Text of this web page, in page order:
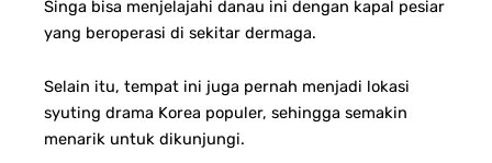
Singa bisa menjelajahi danau ini dengan kapal pesiar
yang beroperasi di sekitar dermaga.
Selain itu, tempat ini juga pernah menjadi lokasi
syuting drama Korea populer, sehingga semakin
menarik untuk dikunjungi.